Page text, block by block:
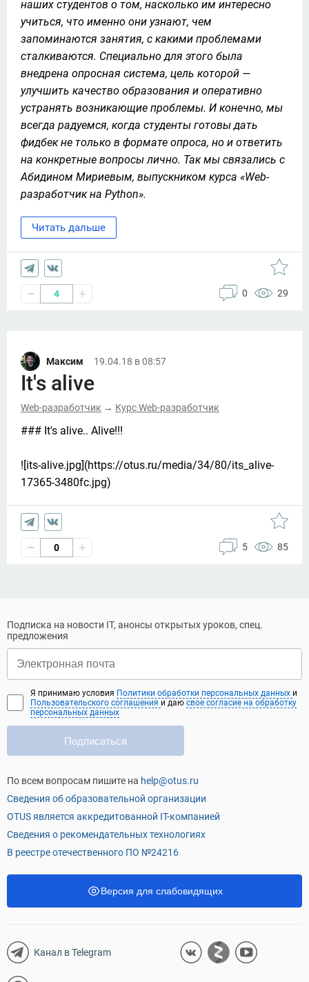
наших студентов о том, насколько им интересно
учиться, что именно они узнают, чем
запоминаются занятия, с какими проблемами
сталкиваются. Специально для этого была
внедрена опросная система, цель которой —
улучшить качество образования и оперативно
устранять возникающие проблемы. И конечно, мы
всегда радуемся, когда студенты готовы дать
фидбек не только в формате опроса, но и ответить
на конкретные вопросы лично. Так мы связались с
Абидином Мириевым, выпускником курса «Web-
разработчик на Python».
Читать дальше
4 0 29
Максим 19.04.18 в 08:57
It's alive
Web-разработчик → Курс Web-разработчик
### It's alive.. Alive!!!
![its-alive.jpg](https://otus.ru/media/34/80/its_alive-
17365-3480fc.jpg)
0 5 85
Подписка на новости IT, анонсы открытых уроков, спец.
предложения
Подписаться
Я принимаю условия Политики обработки персональных данных и
Пользовательского соглашения и даю свое согласие на обработку
персональных данных
По всем вопросам пишите на help@otus.ru
Сведения об образовательной организации
OTUS является аккредитованной IT-компанией
Сведения о рекомендательных технологиях
В реестре отечественного ПО №24216
Версия для слабовидящих
Канал в Telegram